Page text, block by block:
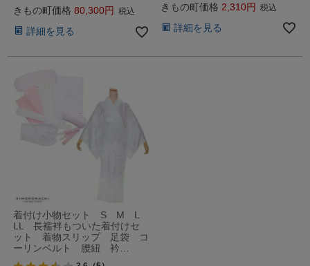
きもの町価格 80,300 税込
詳細を見る
きもの町価格 2,310 税込
詳細を見る
着付け小物セット S M L
LL 長襦袢もついた着付けセ
ット 着物スリップ 足袋 コ
ーリンベルト 腰紐 衿…